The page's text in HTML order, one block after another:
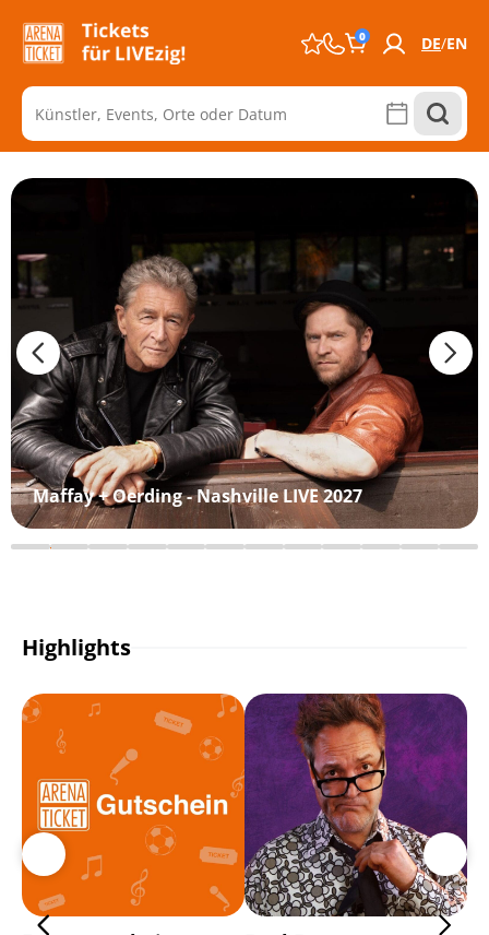
0 DE EN
Maffay + Oerding - Nashville LIVE 2027
Highlights